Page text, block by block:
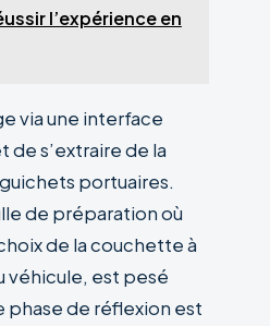
l’expérience en
via une interface
s’extraire de la
portuaires.
de préparation où
de la couchette à
véhicule, est pesé
de réflexion est